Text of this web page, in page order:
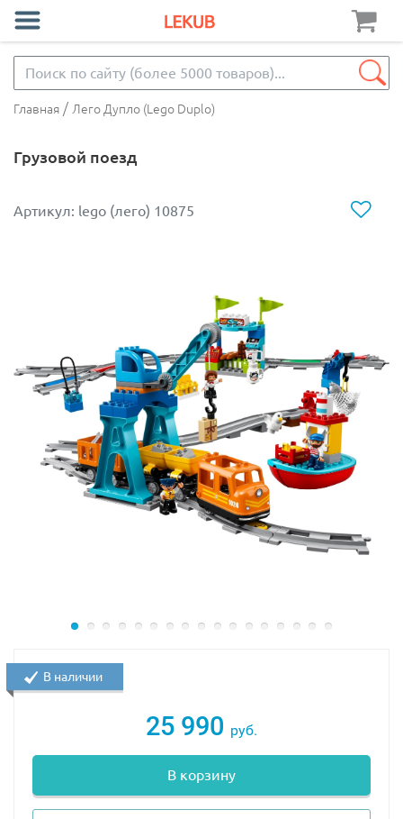
Главная / Лего Дупло (Lego Duplo)
Грузовой поезд
Артикул: lego (лего) 10875
25 990 руб.
В корзину
В наличии